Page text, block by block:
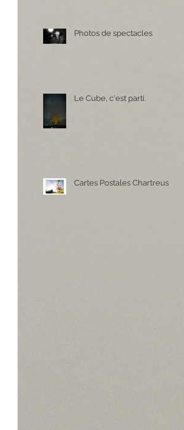
Photos de spectacles
Le Cube, c'est parti.
Cartes Postales Chartreuse